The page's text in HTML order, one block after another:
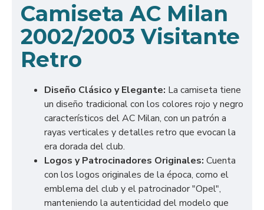
Camiseta AC Milan
2002/2003 Visitante
Retro
Diseño Clásico y Elegante: La camiseta tiene
un diseño tradicional con los colores rojo y negro
característicos del AC Milan, con un patrón a
rayas verticales y detalles retro que evocan la
era dorada del club.
Logos y Patrocinadores Originales: Cuenta
con los logos originales de la época, como el
emblema del club y el patrocinador "Opel",
manteniendo la autenticidad del modelo que